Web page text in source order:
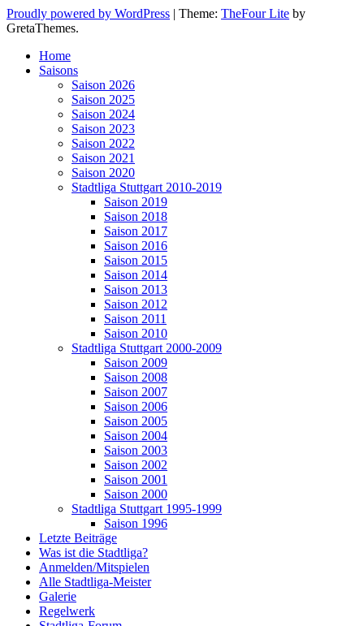
Proudly powered by WordPress | Theme: TheFour Lite by
GretaThemes.
Home
Saisons
Saison 2026
Saison 2025
Saison 2024
Saison 2023
Saison 2022
Saison 2021
Saison 2020
Stadtliga Stuttgart 2010-2019
Saison 2019
Saison 2018
Saison 2017
Saison 2016
Saison 2015
Saison 2014
Saison 2013
Saison 2012
Saison 2011
Saison 2010
Stadtliga Stuttgart 2000-2009
Saison 2009
Saison 2008
Saison 2007
Saison 2006
Saison 2005
Saison 2004
Saison 2003
Saison 2002
Saison 2001
Saison 2000
Stadtliga Stuttgart 1995-1999
Saison 1996
Letzte Beiträge
Was ist die Stadtliga?
Anmelden/Mitspielen
Alle Stadtliga-Meister
Galerie
Regelwerk